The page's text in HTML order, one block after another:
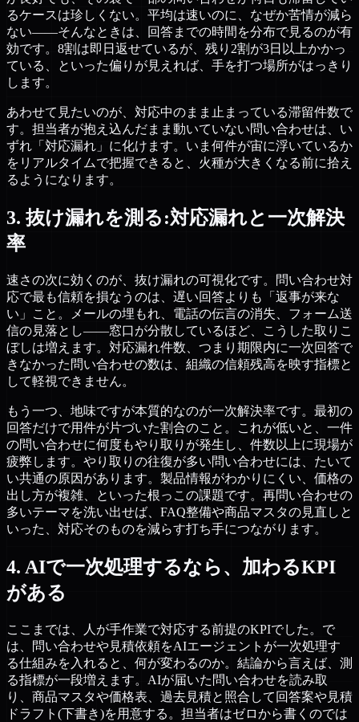
るケースは珍しくない。平均は速いのに、なぜか苦情が減ら
ない——そんなときは、回答までの時間を分布で見るのが有
効です。8割は即日返せているが、残り2割が3日以上かかっ
ている、といった偏りが見えれば、手を打つ場所がはっきり
します。
あわせて見たいのが、対応中のまま止まっている滞留件数で
す。担当者が抱え込んだまま動いていない問い合わせは、い
ずれ「対応漏れ」に化けます。いま何件が宙に浮いているか
をリアルタイムで把握できると、火種が大きくなる前に拾え
るようになります。
3. 抜け漏れを測る:対応漏れと一次解決
率
速さの次に効くのが、抜け漏れの可視化です。問い合わせ対
応で最も信頼を損なうのは、遅い回答よりも「返事が来な
い」こと。メールの埋もれ、電話の伝言の消失、フォーム送
信の見落とし——窓口が分散しているほど、こうした取りこ
ぼしは増えます。対応漏れ件数、つまり期限内に一次回答で
きなかった問い合わせの数は、組織の信頼残高を映す指標と
して軽視できません。
もう一つ、地味ですが本質的なのが一次解決率です。最初の
回答だけで用件が片づいた割合のこと。これが低いと、一件
の問い合わせに何度もやり取りが発生し、件数以上に現場が
疲弊します。やり取りの往復が多い問い合わせには、たいて
い共通の原因があります。製品情報がわかりにくい、価格の
出し方が複雑、といった根っこの課題です。再問い合わせの
多いテーマを洗い出せば、FAQ整備や商品マスタの見直しと
いった、対応そのものを減らす打ち手につながります。
4. AIで一次処理するなら、加わるKPI
がある
ここまでは、人が手作業で対応する前提のKPIでした。で
は、問い合わせや見積依頼をAIエージェントが一次処理す
る仕組みを入れると、何が変わるのか。結論から言えば、測
る指標が一段増えます。AIが届いた問い合わせを読み取
り、商品マスタや価格表、過去見積と照合して回答案や見積
ドラフト(下書き)を用意する。担当者はゼロから書くのでは